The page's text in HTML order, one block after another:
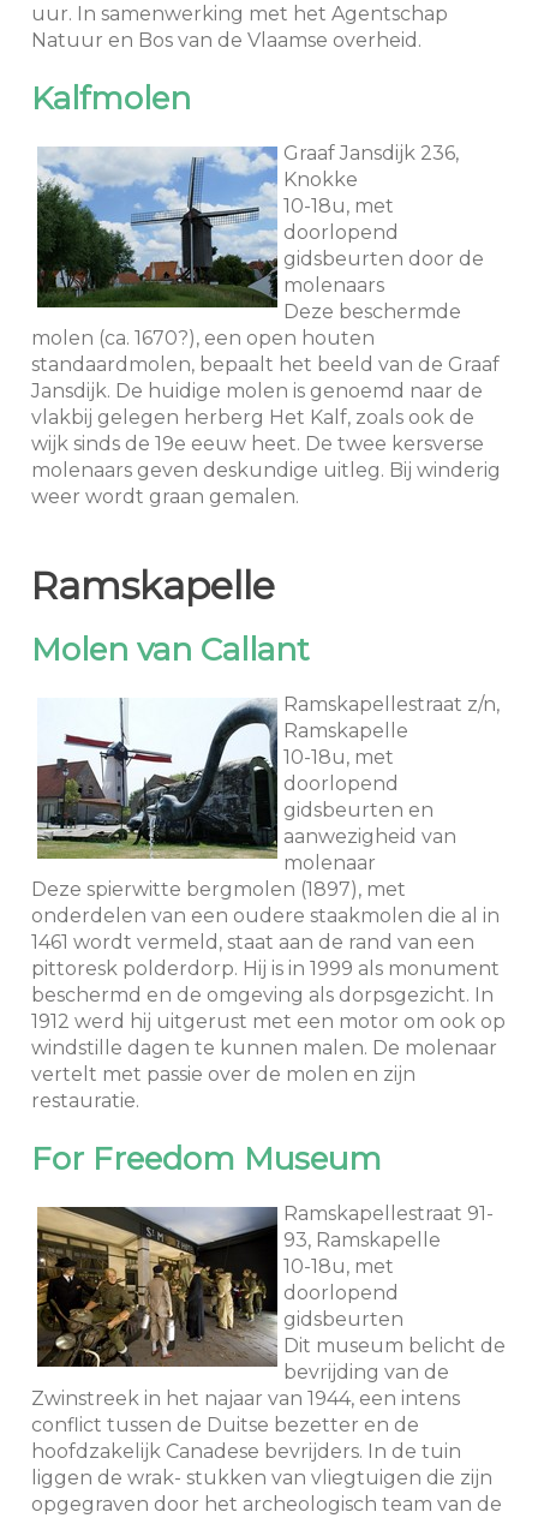
uur. In samenwerking met het Agentschap
Natuur en Bos van de Vlaamse overheid.
Kalfmolen
Graaf Jansdijk 236,
Knokke
10-18u, met
doorlopend
gidsbeurten door de
molenaars
Deze beschermde
molen (ca. 1670?), een open houten
standaardmolen, bepaalt het beeld van de Graaf
Jansdijk. De huidige molen is genoemd naar de
vlakbij gelegen herberg Het Kalf, zoals ook de
wijk sinds de 19e eeuw heet. De twee kersverse
molenaars geven deskundige uitleg. Bij winderig
weer wordt graan gemalen.
Ramskapelle
Molen van Callant
Ramskapellestraat z/n,
Ramskapelle
10-18u, met
doorlopend
gidsbeurten en
aanwezigheid van
molenaar
Deze spierwitte bergmolen (1897), met
onderdelen van een oudere staakmolen die al in
1461 wordt vermeld, staat aan de rand van een
pittoresk polderdorp. Hij is in 1999 als monument
beschermd en de omgeving als dorpsgezicht. In
1912 werd hij uitgerust met een motor om ook op
windstille dagen te kunnen malen. De molenaar
vertelt met passie over de molen en zijn
restauratie.
For Freedom Museum
Ramskapellestraat 91-
93, Ramskapelle
10-18u, met
doorlopend
gidsbeurten
Dit museum belicht de
bevrijding van de
Zwinstreek in het najaar van 1944, een intens
conflict tussen de Duitse bezetter en de
hoofdzakelijk Canadese bevrijders. In de tuin
liggen de wrak- stukken van vliegtuigen die zijn
opgegraven door het archeologisch team van de